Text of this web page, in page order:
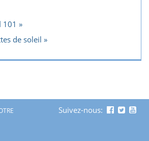
101
de soleil
Suivez-nous: